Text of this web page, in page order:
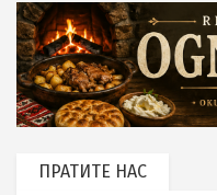
ПРАТИТЕ НАС